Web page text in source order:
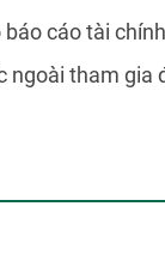
cáo tài
ngoài tham gia